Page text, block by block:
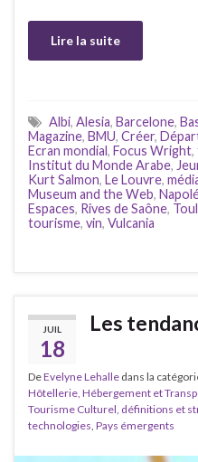
Lire la suite
Albi, Alesia, Barcelone,
Magazine, BMU, Créer,
Ecran mondial, Focus Wright,
Institut du Monde Arabe,
Kurt Salmon, Le Louvre,
Museum and the Web,
Espaces, Rives de Saône,
tourisme, vin, Vulcania
JUIL
18
Les
DeEvelyne Lehalle dans la
Hôtellerie, Hébergement et
Tourisme Culturel, définitions et
technologies Pays émergents